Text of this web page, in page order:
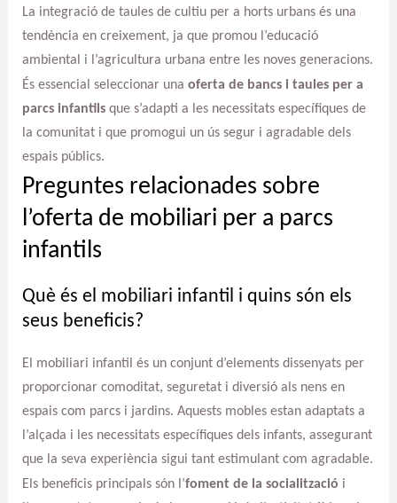
La integració de taules de cultiu per a horts urbans és una
tendència en creixement, ja que promou l’educació
ambiental i l’agricultura urbana entre les noves generacions.
És essencial seleccionar una oferta de bancs i taules per a
parcs infantilsque s’adapti a les necessitats específiques de
la comunitat i que promogui un ús segur i agradable dels
espais públics.
Preguntes relacionades sobre
l’oferta de mobiliari per a parcs
infantils
Què és el mobiliari infantil i quins són els
seus beneficis?
El mobiliari infantil és un conjunt d’elements dissenyats per
proporcionar comoditat, seguretat i diversió als nens en
espais com parcs i jardins. Aquests mobles estan adaptats a
l’alçada i les necessitats específiques dels infants, assegurant
que la seva experiència sigui tant estimulant com agradable.
Els beneficis principals són l’foment de la socialització i